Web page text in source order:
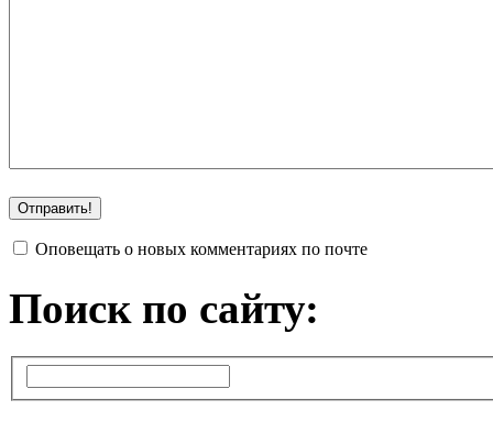
Оповещать о новых комментариях по почте
Поиск по сайту: